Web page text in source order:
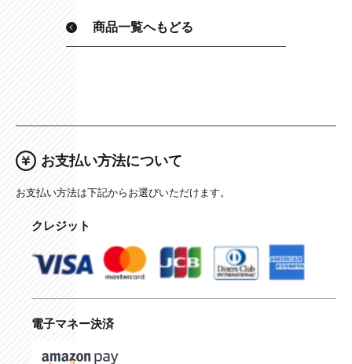
商品一覧へもどる
お支払い方法について
お支払い方法は下記からお選びいただけます。
クレジット
電子マネー決済